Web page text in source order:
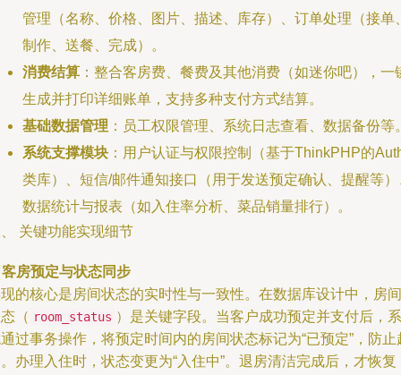
管理（名称、价格、图片、描述、库存）、订单处理（接单
制作、送餐、完成）。
消费结算 ：整合客房费、餐费及其他消费（如迷你吧），一
生成并打印详细账单，支持多种支付方式结算。
基础数据管理 ：员工权限管理、系统日志查看、数据备份等
系统支撑模块 ：用户认证与权限控制（基于ThinkPHP的
类库）、短信/邮件通知接口（用于发送预定确认、提醒等）
数据统计与报表（如入住率分析、菜品销量排行）。
关键功能实现细节
客房预定与状态同步
的核心是房间状态的实时性与一致性。在数据库设计中，房间
（ room_status ）是关键字段。当客户成功预定并支付后，系
过事务操作，将预定时间内的房间状态标记为“已预定”，防止
办理入住时，状态变更为“入住中”。退房清洁完成后，才恢复